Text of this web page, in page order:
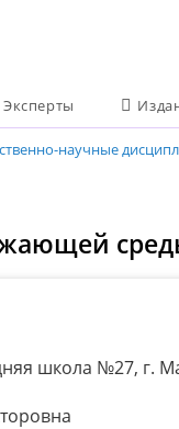
Эксперты
научные
школа №27, г.